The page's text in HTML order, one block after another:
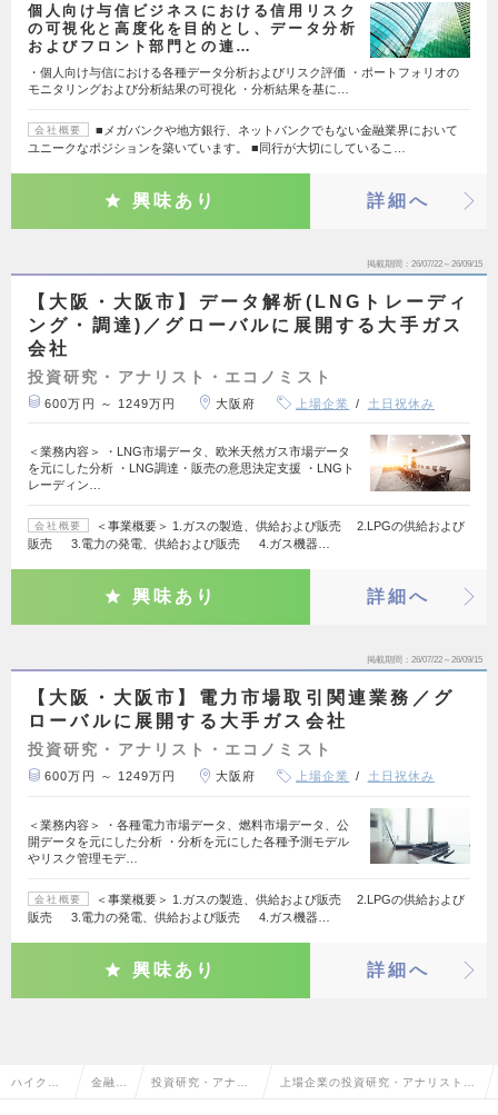
個人向け与信ビジネスにおける信用リスク
の可視化と高度化を目的とし、データ分析
およびフロント部門との連…
・個人向け与信における各種データ分析およびリスク評価 ・ポートフォリオの
モニタリングおよび分析結果の可視化 ・分析結果を基に…
会社概要
■メガバンクや地方銀行、ネットバンクでもない金融業界において
ユニークなポジションを築いています。 ■同行が大切にしているこ…
興味あり 詳細へ
掲載期間 26/07/22～26/09/15
【大阪・大阪市】データ解析(LNGトレーディ
ング・調達)／グローバルに展開する大手ガス
会社
投資研究・アナリスト・エコノミスト
600万円 ～ 1249万円 大阪府 上場企業 土日祝休み
＜業務内容＞ ・LNG市場データ、欧米天然ガス市場データ
を元にした分析 ・LNG調達・販売の意思決定支援 ・LNGト
レーディン…
会社概要
＜事業概要＞ 1.ガスの製造、供給および販売 2.LPGの供給および
販売 3.電力の発電、供給および販売 4.ガス機器…
興味あり 詳細へ
掲載期間 26/07/22～26/09/15
【大阪・大阪市】電力市場取引関連業務／グ
ローバルに展開する大手ガス会社
投資研究・アナリスト・エコノミスト
600万円 ～ 1249万円 大阪府 上場企業 土日祝休み
＜業務内容＞ ・各種電力市場データ、燃料市場データ、公
開データを元にした分析 ・分析を元にした各種予測モデル
やリスク管理モデ…
会社概要
＜事業概要＞ 1.ガスの製造、供給および販売 2.LPGの供給および
販売 3.電力の発電、供給および販売 4.ガス機器…
興味あり 詳細へ
ハイクラ 金融系 投資研究・アナリ 上場企業の投資研究・アナリスト・